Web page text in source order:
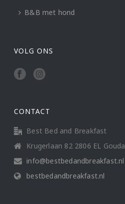
B&B met hond
VOLG ONS
CONTACT
Best Bed and Breakfast
Krugerlaan 82 2806 EL Gouda
info@bestbedandbreakfast.nl
bestbedandbreakfast.nl